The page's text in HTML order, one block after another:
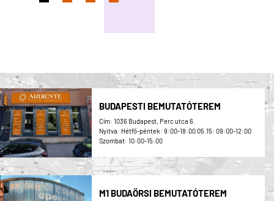
BUDAPESTI BEMUTATÓTEREM
Cím: 1036 Budapest, Perc utca 6.
Nyitva: Hétfő-péntek: 9:00-18:00 05.15: 09:00-12:00
Szombat: 10:00-15:00
M1 BUDAÖRSI BEMUTATÓTEREM